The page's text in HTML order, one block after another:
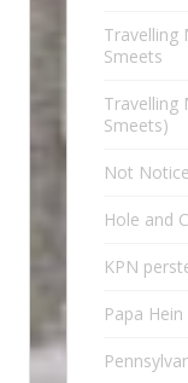
Travelling
Smeets
Travelling
Smeets)
Not
Hole and
KPN
Papa